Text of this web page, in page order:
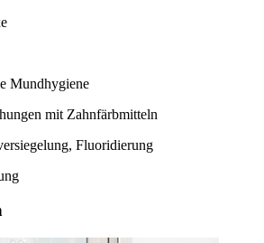
Mundhygiene
mit Zahnfärbmitteln
Fluoridierung